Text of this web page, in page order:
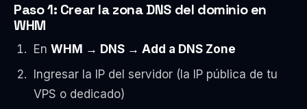
Paso 1: Crear la zona DNS del dominio en
WHM
En WHM → DNS → Add a DNS Zone
Ingresar la IP del servidor (la IP pública de tu
VPS o dedicado)